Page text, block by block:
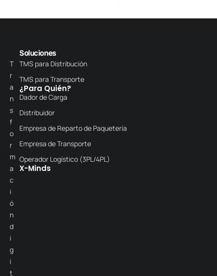
T
r
a
n
s
f
o
r
m
a
c
i
ó
n
d
i
g
i
t
Soluciones
TMS para Distribución
TMS para Transporte
¿Para Quién?
Dador de Carga
Distribuidor
Empresa de Reparto de Paquetería
Empresa de Transporte
Operador Logístico (3PL/4PL)
X-Minds